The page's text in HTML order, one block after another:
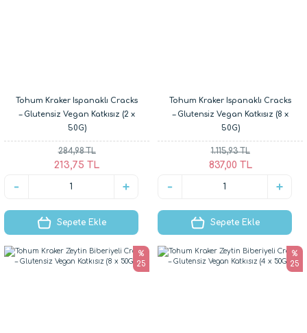
Tohum Kraker Ispanaklı Cracks
– Glutensiz Vegan Katkısız (2 x
50G)
284,98 TL
213,75 TL
Sepete Ekle
Tohum Kraker Ispanaklı Cracks
– Glutensiz Vegan Katkısız (8 x
50G)
1.115,93 TL
837,00 TL
Sepete Ekle
%
25
%
25